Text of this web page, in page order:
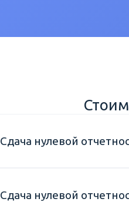
Сдача нулевой
Сдача нулевой